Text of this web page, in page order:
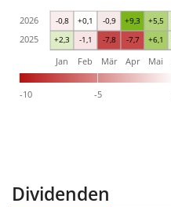
+2,3 -1,1 -7,8 -7,7 +6,1
-0,8 +0,1 -0,9 +9,3 +5,5
-10 -5
Jan Feb Mär Apr Mai
2025
2026
Dividenden